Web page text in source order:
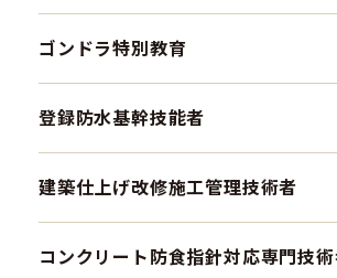
ゴンドラ特別教育
登録防水基幹技能者
建築仕上げ改修施工管理技術者
コンクリート防食指針対応専門技